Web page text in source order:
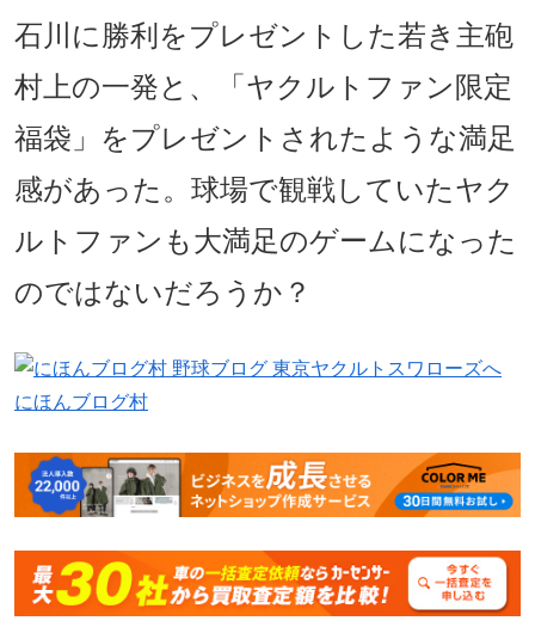
石川に勝利をプレゼントした若き主砲
村上の一発と、「ヤクルトファン限定
福袋」をプレゼントされたような満足
感があった。球場で観戦していたヤク
ルトファンも大満足のゲームになった
のではないだろうか？
にほんブログ村